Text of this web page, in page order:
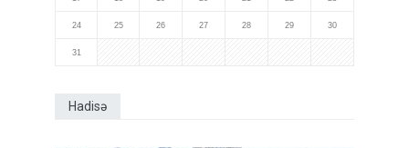
24 25 26 27 28 29 30
31
Hadisə